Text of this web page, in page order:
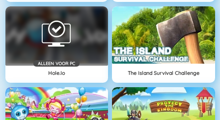
ALLEEN VOOR PC
Hole.io The Island Survival Challenge